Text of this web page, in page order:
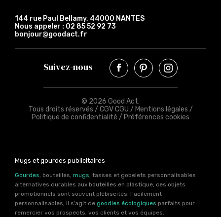
144 rue Paul Bellamy, 44000 NANTES
Nous appeler : 02 85 52 92 73
bonjour@goodact.fr
Suivez-nous
© 2026 Good Act.
Tous droits réservés / CGV CGU / Mentions légales /
Politique de confidentialité / Préférences cookies
Mugs et gourdes publicitaires
Gourdes, bouteilles, mugs, tasses et gobelets personnalisables :
alternatives durables aux bouteilles en plastique, ces objets
promotionnels sont souvent plébiscités. Facilement
personnalisables, il s’agit de goodies écologiques parfaits pour
remercier vos prospects, vos clients et vos équipes.